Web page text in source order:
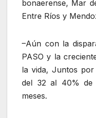
bonaerense, Mar
Entre Ríos y
–Aún con la
PASO y la
la vida, Juntos
del 32 al 40% de
meses.